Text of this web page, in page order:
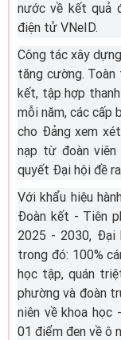
nước về kết quả
điện tử VNeID.
Công tác xây
tăng cường. Toàn
kết, tập hợp
mỗi năm, các cấp
cho Đảng xem
nạp từ đoàn
quyết Đại hội đề
Với khẩu hiệu
Đoàn kết - Tiên
2025 - 2030, Đại
trong đó: 100%
học tập, quán
phường và đoàn
niên về khoa học
01 điểm đen về ô